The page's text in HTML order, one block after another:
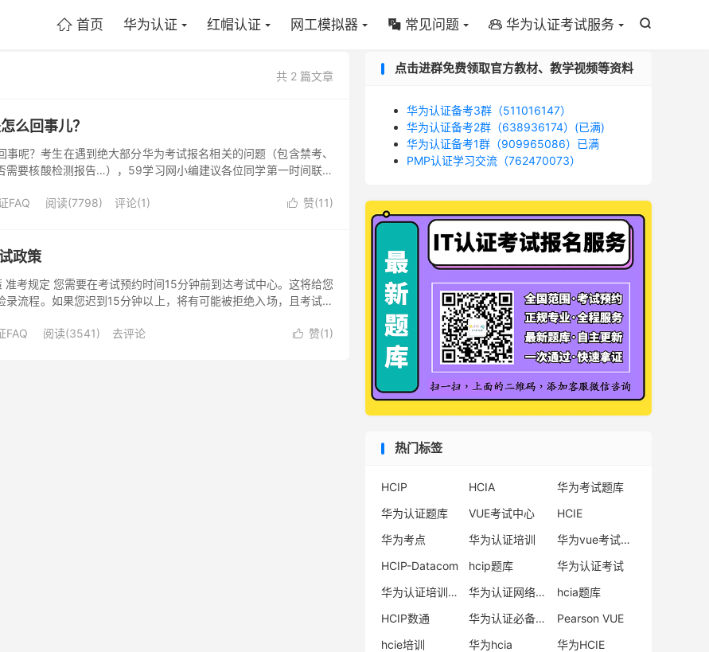

 首页 华为认证 红帽认证 网工模拟器  常见问题  华为认证考试服务
共 2 篇文章
么回事儿？
呢？考生在遇到绝大部分华为考试报名相关的问题（包含禁考、
需要核酸检测报告…），59学习网小编建议各位同学第一时间联系
 赞(11)
FAQ 阅读(7798) 评论(1)
政策
考规定 您需要在考试预约时间15分钟前到达考试中心。这将给您
录流程。如果您迟到15分钟以上，将有可能被拒绝入场，且考试费
 赞(1)
FAQ 阅读(3541) 去评论
点击进群免费领取官方教材、教学视频等资料
华为认证备考3群（511016147）
华为认证备考2群（638936174）(已满)
华为认证备考1群（909965086）已满
PMP认证学习交流（762470073）
热门标签
HCIP HCIA
华为考试题库
华为认证题库
VUE考试中心
HCIE
华为考点
华为认证培训
华为vue考试中心
HCIP-Datacom
hcip题库
华为认证考试
华为认证培训机构
华为认证网络工程师
hcia题库
HCIP数通
华为认证必备电子书系列
Pearson VUE
hcie培训
华为hcia
华为HCIE